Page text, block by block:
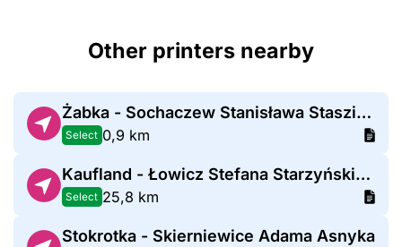
Other printers nearby
Żabka - Sochaczew Stanisława Staszica 34a
Select 0,9 km
Kaufland - Łowicz Stefana Starzyńskiego
Select 25,8 km
Stokrotka - Skierniewice Adama Asnyka